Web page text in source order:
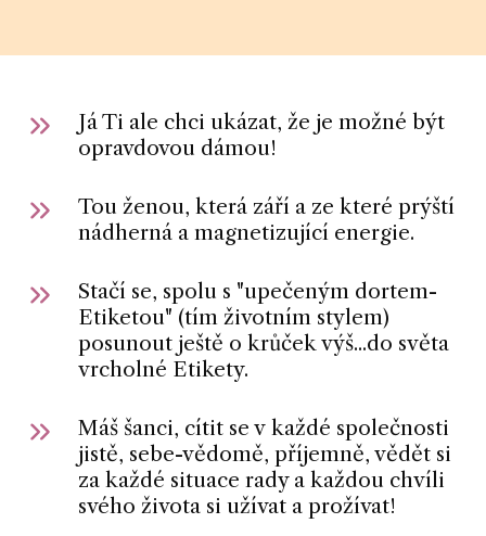
Já Ti ale chci ukázat, že je možné být
opravdovou dámou!
Tou ženou, která září a ze které prýští
nádherná a magnetizující energie.
Stačí se, spolu s "upečeným dortem-
Etiketou" (tím životním stylem)
posunout ještě o krůček výš...do světa
vrcholné Etikety.
Máš šanci, cítit se v každé společnosti
jistě, sebe-vědomě, příjemně, vědět si
za každé situace rady a každou chvíli
svého života si užívat a prožívat!